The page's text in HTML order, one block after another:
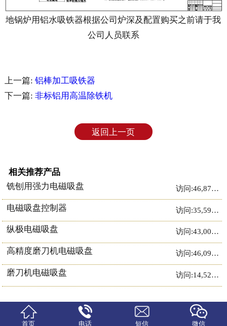
地锅炉用铝水吸铁器根据公司炉深及配置购买之前请于我
公司人员联系
上一篇: 铝棒加工吸铁器
下一篇: 非标铝用高温除铁机
返回上一页
相关推荐产品
访问:46,877次
铣刨用强力电磁吸盘
访问:35,593次
电磁吸盘控制器
访问:43,001次
纵极电磁吸盘
访问:46,093次
高精度磨刀机电磁吸盘
访问:14,521次
磨刀机电磁吸盘

首页

电话

短信

微信